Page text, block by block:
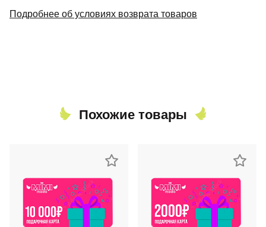
Подробнее об условиях возврата товаров
Похожие товары